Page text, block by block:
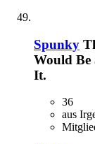
Spunky
Would Be
It.
36
aus